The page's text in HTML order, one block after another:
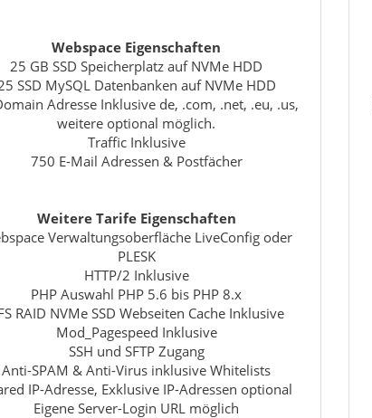
Webspace Eigenschaften
25 GB SSD Speicherplatz auf NVMe HDD
SSD MySQL Datenbanken auf NVMe HDD
Adresse Inklusive de, .com, .net, .eu, .us,
weitere optional möglich.
Traffic Inklusive
750 E-Mail Adressen & Postfächer
Weitere Tarife Eigenschaften
Verwaltungsoberfläche LiveConfig oder
PLESK
HTTP/2 Inklusive
PHP Auswahl PHP 5.6 bis PHP 8.x
RAID NVMe SSD Webseiten Cache Inklusive
Mod_Pagespeed Inklusive
SSH und SFTP Zugang
Anti-SPAM & Anti-Virus inklusive Whitelists
IP-Adresse, Exklusive IP-Adressen optional
Eigene Server-Login URL möglich